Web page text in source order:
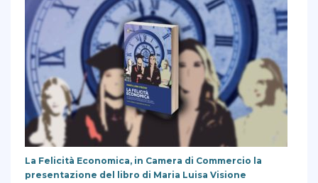
La Felicità Economica, in Camera di Commercio la
presentazione del libro di Maria Luisa Visione